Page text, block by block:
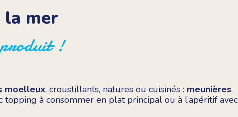
la mer
produit !
moelleux, croustillants, natures ou cuisinés : meunières,
topping à consommer en plat principal ou à l’apéritif avec